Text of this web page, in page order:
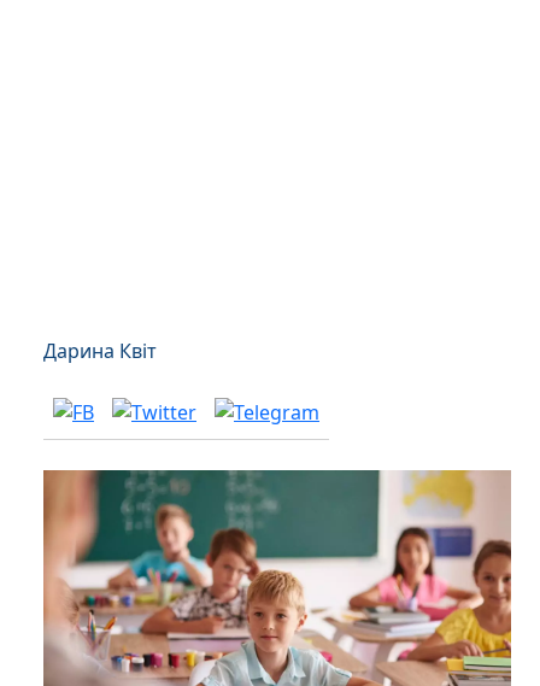
Дарина Квіт